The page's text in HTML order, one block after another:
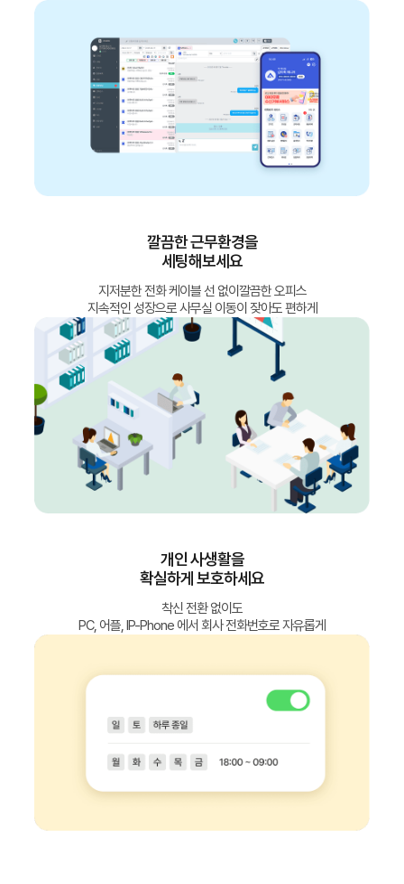
깔끔한 근무환경을
세팅해보세요
지저분한 전화 케이블 선 없이깔끔한 오피스
지속적인 성장으로 사무실 이동이 잦아도 편하게
개인 사생활을
확실하게 보호하세요
착신 전환 없이도
PC, 어플, IP-Phone 에서 회사 전화번호로 자유롭게